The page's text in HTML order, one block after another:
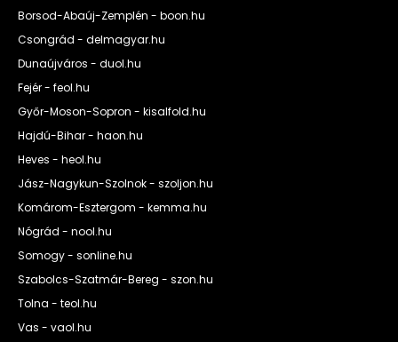
Borsod-Abaúj-Zemplén - boon.hu
Csongrád - delmagyar.hu
Dunaújváros - duol.hu
Fejér - feol.hu
Győr-Moson-Sopron - kisalfold.hu
Hajdú-Bihar - haon.hu
Heves - heol.hu
Jász-Nagykun-Szolnok - szoljon.hu
Komárom-Esztergom - kemma.hu
Nógrád - nool.hu
Somogy - sonline.hu
Szabolcs-Szatmár-Bereg - szon.hu
Tolna - teol.hu
Vas - vaol.hu